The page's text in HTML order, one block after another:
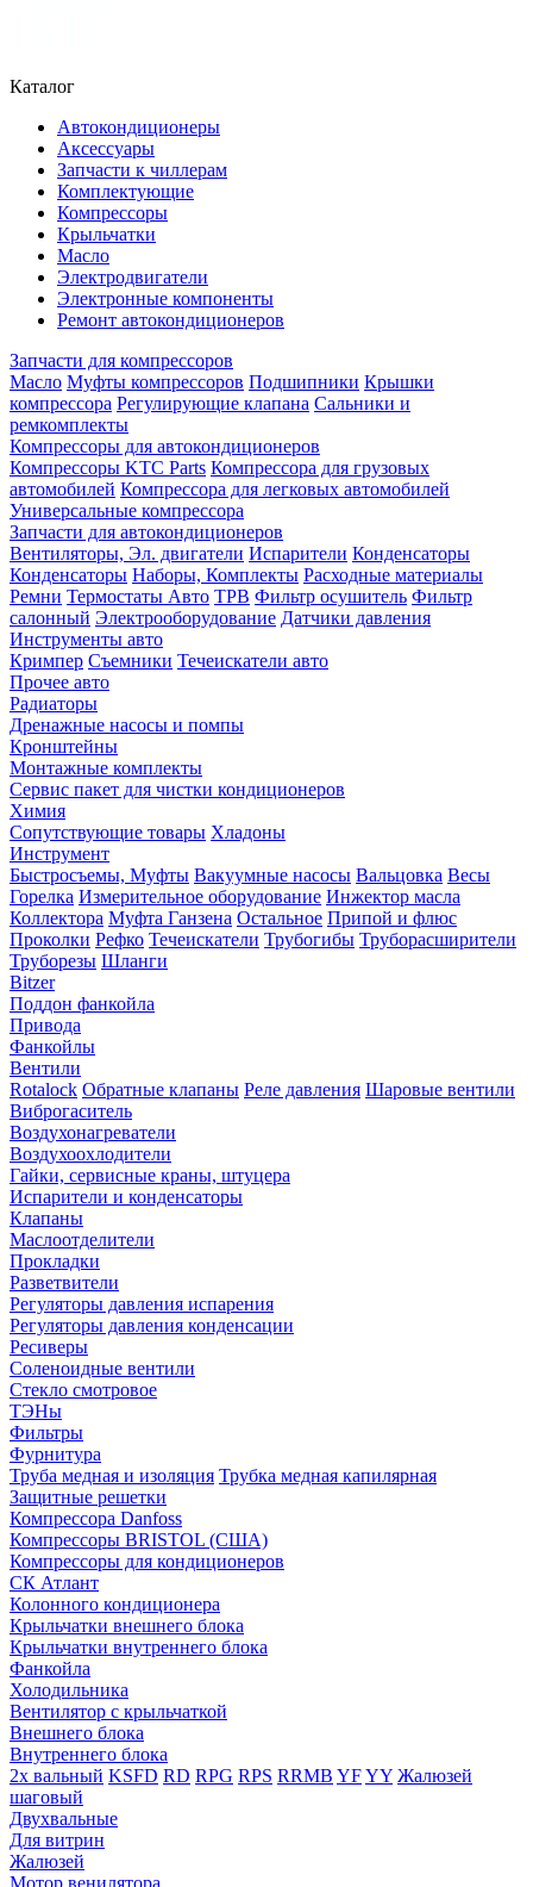
Каталог
Автокондиционеры
Аксессуары
Запчасти к чиллерам
Комплектующие
Компрессоры
Крыльчатки
Масло
Электродвигатели
Электронные компоненты
Ремонт автокондиционеров
Запчасти для компрессоров
Масло Муфты компрессоров Подшипники Крышки
компрессора Регулирующие клапана Сальники и
ремкомплекты
Компрессоры для автокондиционеров
Компрессоры KTC Parts Компрессора для грузовых
автомобилей Компрессора для легковых автомобилей
Универсальные компрессора
Запчасти для автокондиционеров
Вентиляторы, Эл. двигатели Испарители Конденсаторы
Конденсаторы Наборы, Комплекты Расходные материалы
Ремни Термостаты Авто ТРВ Фильтр осушитель Фильтр
салонный Электрооборудование Датчики давления
Инструменты авто
Кримпер Съемники Течеискатели авто
Прочее авто
Радиаторы
Дренажные насосы и помпы
Кронштейны
Монтажные комплекты
Сервис пакет для чистки кондиционеров
Химия
Сопутствующие товары Хладоны
Инструмент
Быстросъемы, Муфты Вакуумные насосы Вальцовка Весы
Горелка Измерительное оборудование Инжектор масла
Коллектора Муфта Ганзена Остальное Припой и флюс
Проколки Рефко Течеискатели Трубогибы Труборасширители
Труборезы Шланги
Bitzer
Поддон фанкойла
Привода
Фанкойлы
Вентили
Rotalock Обратные клапаны Реле давления Шаровые вентили
Виброгаситель
Воздухонагреватели
Воздухоохлодители
Гайки, сервисные краны, штуцера
Испарители и конденсаторы
Клапаны
Маслоотделители
Прокладки
Разветвители
Регуляторы давления испарения
Регуляторы давления конденсации
Ресиверы
Соленоидные вентили
Стекло смотровое
ТЭНы
Фильтры
Фурнитура
Труба медная и изоляция Трубка медная капилярная
Защитные решетки
Компрессора Danfoss
Компрессоры BRISTOL (США)
Компрессоры для кондиционеров
СК Атлант
Колонного кондиционера
Крыльчатки внешнего блока
Крыльчатки внутреннего блока
Фанкойла
Холодильника
Вентилятор с крыльчаткой
Внешнего блока
Внутреннего блока
2х вальный KSFD RD RPG RPS RRMB YFYY Жалюзей
шаговый
Двухвальные
Для витрин
Жалюзей
Мотор венилятора